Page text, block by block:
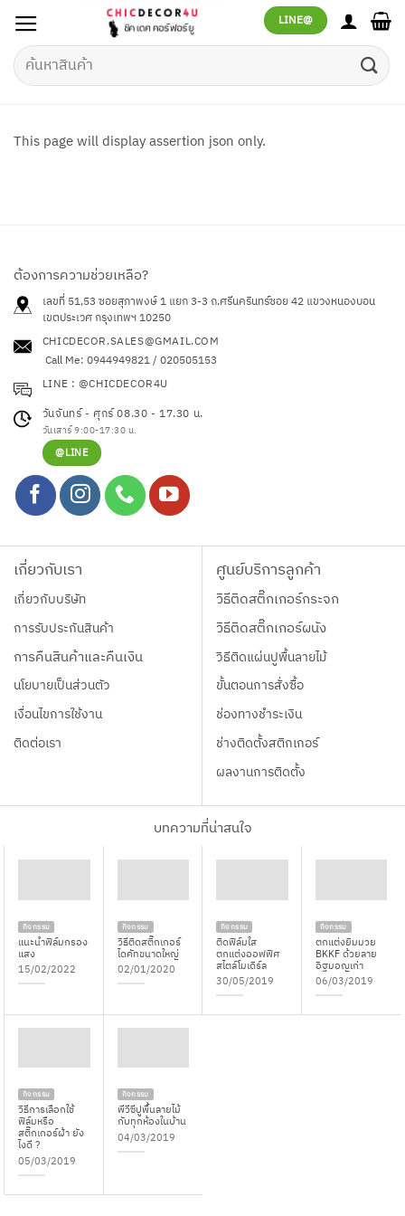
เนื้อหา
LINE@
ค้นหา:
This page will display assertion json only.
ต้องการความช่วยเหลือ?
เลขที่ 51,53 ซอยสุภาพงษ์ 1 แยก 3-3 ถ.ศรีนครินทร์ซอย 42แขวงหนองบอน
เขตประเวศ กรุงเทพฯ 10250
CHICDECOR.SALES@GMAIL.COM
Call Me: 0944949821 / 020505153
LINE : @CHICDECOR4U
วันจันทร์ - ศุกร์ 08.30 - 17.30 น.
วันเสาร์ 9:00-17:30 น.
@LINE
เกี่ยวกับเรา
เกี่ยวกับบริษัท
การรับประกันสินค้า
การคืนสินค้าและคืนเงิน
นโยบายเป็นส่วนตัว
เงื่อนไขการใช้งาน
ติดต่อเรา
ศูนย์บริการลูกค้า
วิธีติดสติ๊กเกอร์กระจก
วิธีติดสติ๊กเกอร์ผนัง
วิธีติดแผ่นปูพื้นลายไม้
ขั้นตอนการสั่งซื้อ
ช่องทางชำระเงิน
ช่างติดตั้งสติกเกอร์
ผลงานการติดตั้ง
บทความที่น่าสนใจ
กิจกรรม
แนะนำฟิล์มกรอง
แสง
15/02/2022
กิจกรรม
วิธีติดสติ๊กเกอร์
ไดคัทขนาดใหญ่
02/01/2020
กิจกรรม
ติดฟิล์มใส
ตกแต่งออฟฟิศ
สไตล์โมเดิร์ล
30/05/2019
กิจกรรม
ตกแต่งยิมมวย
BKKF ด้วยลาย
อิฐมอญเก่า
06/03/2019
กิจกรรม
วิธีการเลือกใช้
ฟิล์มหรือ
สติ๊กเกอร์ฝ้า ยัง
ไงดี ?
05/03/2019
กิจกรรม
พีวีซีปูพื้นลายไม้
กับทุกห้องในบ้าน
04/03/2019